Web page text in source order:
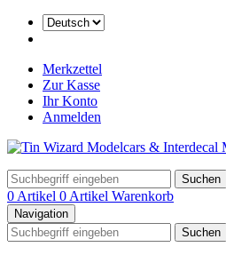
Merkzettel
Zur Kasse
Ihr Konto
Anmelden
Suchen
0 Artikel 0 Artikel Warenkorb
Navigation
Suchen